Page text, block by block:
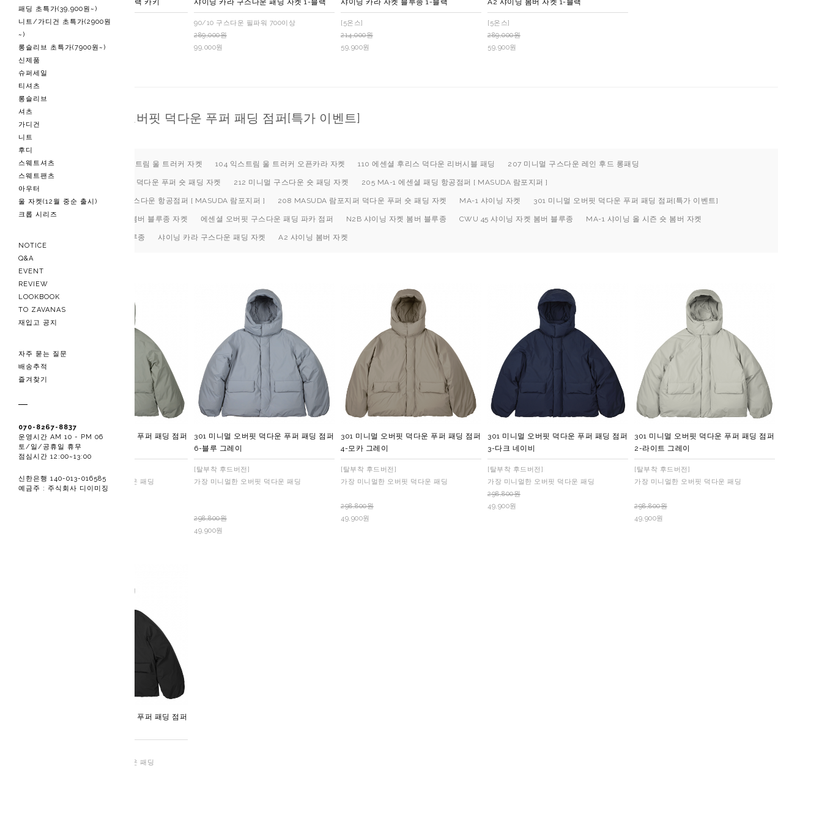
패딩 초특가(39,900원~)
니트/가디건 초특가(2900원
~)
롱슬리브 초특가(7900원~)
신제품
슈퍼세일
티셔츠
롱슬리브
셔츠
가디건
니트
후디
스웨트셔츠
스웨트팬츠
아우터
울 자켓(12월 중순 출시)
크롭 시리즈
NOTICE
Q&A
EVENT
REVIEW
LOOKBOOK
TO ZAVANAS
재입고 공지
자주 묻는 질문
배송추적
즐겨찾기
070-8267-8837
운영시간 AM 10 - PM 06
토/일/공휴일 휴무
점심시간 12:00~13:00
신한은행 140-013-016585
예금주 : 주식회사 디이미징
A2 샤이닝 봄버 자켓 2-블랙 카키
[5온스]
59,900원
샤이닝 카라 구스다운 패딩 자켓 1-블랙
90/10 구스다운 필파워 700이상
289,000원
99,000원
샤이닝 카라 자켓 블루종 1-블랙
[5온스]
214,000원
59,900원
A2 샤이닝 봄버 자켓 1-블랙
[5온스]
289,000원
59,900원
301 미니멀 오버핏 덕다운 푸퍼 패딩 점퍼[특가 이벤트]
103 히든 미니멀 익스트림 울 트러커 자켓 104 익스트림 울 트러커 오픈카라 자켓 110 에센셜 후리스 덕다운 리버시블 패딩 207 미니멀 구스다운 레인 후드 롱패딩
209 에센셜 람포지퍼 덕다운 푸퍼 숏 패딩 자켓 212 미니멀 구스다운 숏 패딩 자켓 205 MA-1 에센셜 패딩 항공점퍼 [ MASUDA 람포지퍼 ]
206 MA-1 에센셜 구스다운 항공점퍼 [ MASUDA 람포지퍼 ] 208 MASUDA 람포지퍼 덕다운 푸퍼 숏 패딩 자켓 MA-1 샤이닝 자켓 301 미니멀 오버핏 덕다운 푸퍼 패딩 점퍼[특가 이벤트]
에센셜 패디드 카라 봄버 블루종 자켓 에센셜 오버핏 구스다운 패딩 파카 점퍼 N2B 샤이닝 자켓 봄버 블루종 CWU 45 샤이닝 자켓 봄버 블루종 MA-1 샤이닝 올 시즌 숏 봄버 자켓
샤이닝 카라 자켓 블루종 샤이닝 카라 구스다운 패딩 자켓 A2 샤이닝 봄버 자켓
301 미니멀 오버핏 덕다운 푸퍼 패딩 점퍼
7-카키 그레이
가장 미니멀한 오버핏 덕다운 패딩
301 미니멀 오버핏 덕다운 푸퍼 패딩 점퍼
6-블루 그레이
[탈부착 후드버전]
가장 미니멀한 오버핏 덕다운 패딩
298,800원
49,900원
301 미니멀 오버핏 덕다운 푸퍼 패딩 점퍼
4-모카 그레이
[탈부착 후드버전]
가장 미니멀한 오버핏 덕다운 패딩
298,800원
49,900원
301 미니멀 오버핏 덕다운 푸퍼 패딩 점퍼
3-다크 네이비
[탈부착 후드버전]
가장 미니멀한 오버핏 덕다운 패딩
298,800원
49,900원
301 미니멀 오버핏 덕다운 푸퍼 패딩 점퍼
2-라이트 그레이
[탈부착 후드버전]
가장 미니멀한 오버핏 덕다운 패딩
298,800원
49,900원
301 미니멀 오버핏 덕다운 푸퍼 패딩 점퍼
가장 미니멀한 오버핏 덕다운 패딩